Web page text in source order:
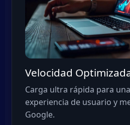
Velocidad
Carga ultra rápida para
experiencia de usuario y
Google.